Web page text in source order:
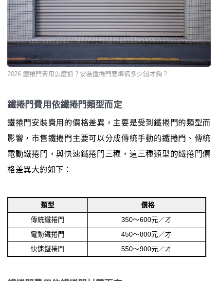
2026 鐵捲門費用怎麼抓？安裝鐵捲門要準備多少錢才夠？
鐵捲門費用依鐵捲門類型而定
鐵捲門安裝費用的價格差異，主要是受到鐵捲門的類型而
影響，市售鐵捲門主要可以分成傳統手動的鐵捲門、傳統
電動鐵捲門，與快速鐵捲門三種，這三種類型的鐵捲門價
格差異大約如下：
類型
價格
傳統鐵捲門
350～600元／才
電動鐵捲門
450～800元／才
快速鐵捲門
550～900元／才